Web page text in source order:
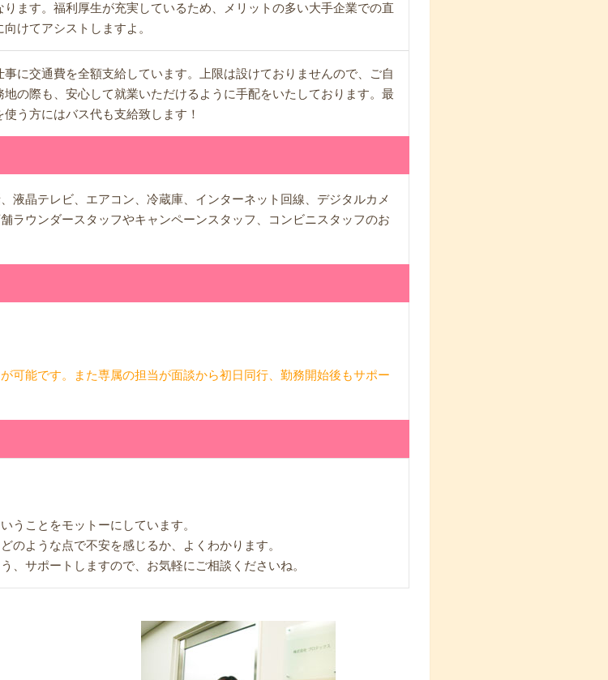
ります。福利厚生が充実しているため、メリットの多い大手企業での直
けてアシストしますよ。
事に交通費を全額支給しています。上限は設けておりませんので、ご自
地の際も、安心して就業いただけるように手配をいたしております。最
う方にはバス代も支給致します！
液晶テレビ、エアコン、冷蔵庫、インターネット回線、デジタルカメ
ラウンダースタッフやキャンペーンスタッフ、コンビニスタッフのお
可能です。また専属の担当が面談から初日同行、勤務開始後もサポー
うことをモットーにしています。
のような点で不安を感じるか、よくわかります。
、サポートしますので、お気軽にご相談くださいね。